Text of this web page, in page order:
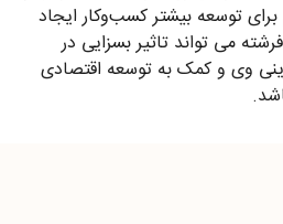
توسعه بیشتر کسب‌وکار ایجاد
می تواند تاثیر بسزایی در
وی و کمک به توسعه اقتصادی